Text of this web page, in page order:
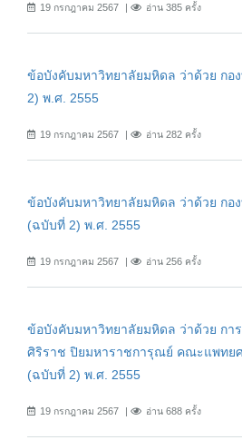
19 กรกฎาคม 2567 อ่าน 385 ครั้ง
ข้อบังคับมหาวิทยาลัยมหิดล ว่าด้วย ก
2) พ.ศ. 2555
19 กรกฎาคม 2567 อ่าน 282 ครั้ง
ข้อบังคับมหาวิทยาลัยมหิดล ว่าด้วย ก
(ฉบับที่ 2) พ.ศ. 2555
19 กรกฎาคม 2567 อ่าน 256 ครั้ง
ข้อบังคับมหาวิทยาลัยมหิดล ว่าด้วย กา
ศิริราช ปิยมหาราชการุณย์ คณะแพทย
(ฉบับที่ 2) พ.ศ. 2555
19 กรกฎาคม 2567 อ่าน 688 ครั้ง